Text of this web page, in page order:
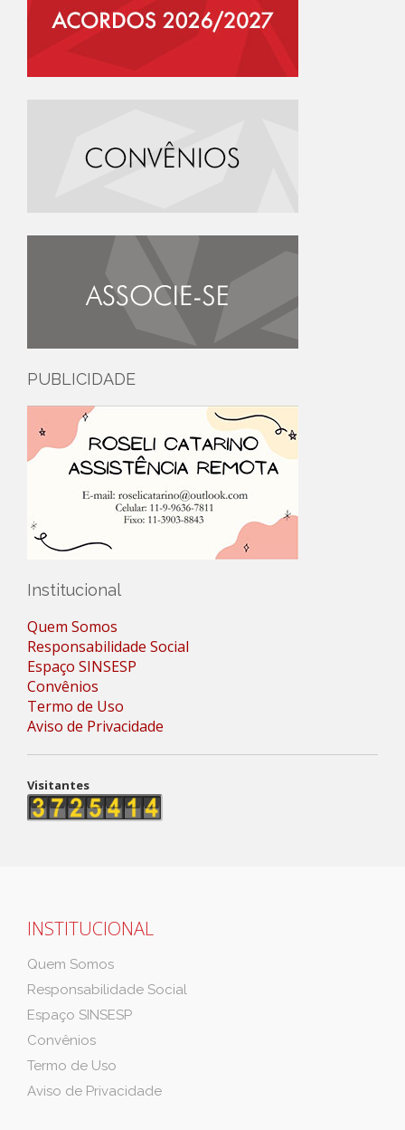
PUBLICIDADE
Institucional
Quem Somos
Responsabilidade Social
Espaço SINSESP
Convênios
Termo de Uso
Aviso de Privacidade
Visitantes
INSTITUCIONAL
Quem Somos
Responsabilidade Social
Espaço SINSESP
Convênios
Termo de Uso
Aviso de Privacidade